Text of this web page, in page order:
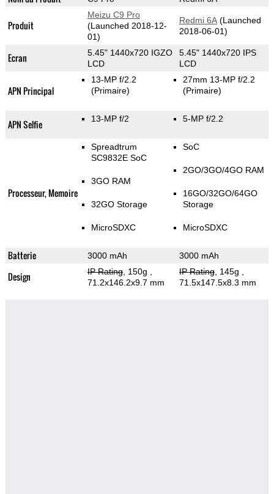
Produit
Meizu C9 Pro
(Launched 2018-12-
01)
Redmi 6A(Launched
2018-06-01)
Ecran
5.45" 1440x720 IGZO
LCD
5.45" 1440x720 IPS
LCD
APN Principal
13-MP f/2.2
(Primaire)
27mm 13-MP f/2.2
(Primaire)
APN Selfie 13-MP f/2 5-MP f/2.2
Processeur, Memoire
Spreadtrum
SC9832E SoC
3GO RAM
32GO Storage
MicroSDXC
SoC
2GO/3GO/4GO RAM
16GO/32GO/64GO
Storage
MicroSDXC
Batterie 3000 mAh 3000 mAh
Design IP Rating, 150g
71.2x146.2x9.7 mm
IP Rating, 145g
71.5x147.5x8.3 mm